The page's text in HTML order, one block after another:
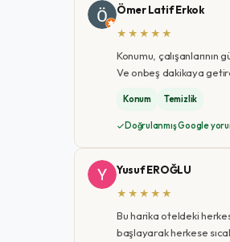
Ömer Latif Erkok
★★★★★
Konumu, çalışanlarının
Ve onbeş dakikaya
Konum Temizlik
Doğrulanmış Google
Yusuf EROĞLU
★★★★★
Bu harika oteldeki
başlayarak herkese